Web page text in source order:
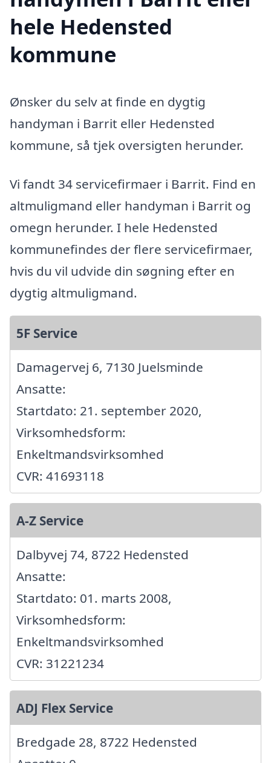
hele Hedensted
kommune
Ønsker du selv at finde en dygtig
handyman i Barrit eller Hedensted
kommune, så tjek oversigten herunder.
Vi fandt 34 servicefirmaer i Barrit. Find en
altmuligmand eller handyman i Barrit og
omegn herunder. I hele Hedensted
kommunefindes der flere servicefirmaer,
hvis du vil udvide din søgning efter en
dygtig altmuligmand.
5F Service
Damagervej 6, 7130 Juelsminde
Ansatte:
Startdato: 21. september 2020,
Virksomhedsform:
Enkeltmandsvirksomhed
CVR: 41693118
A-Z Service
Dalbyvej 74, 8722 Hedensted
Ansatte:
Startdato: 01. marts 2008,
Virksomhedsform:
Enkeltmandsvirksomhed
CVR: 31221234
ADJ Flex Service
Bredgade 28, 8722 Hedensted